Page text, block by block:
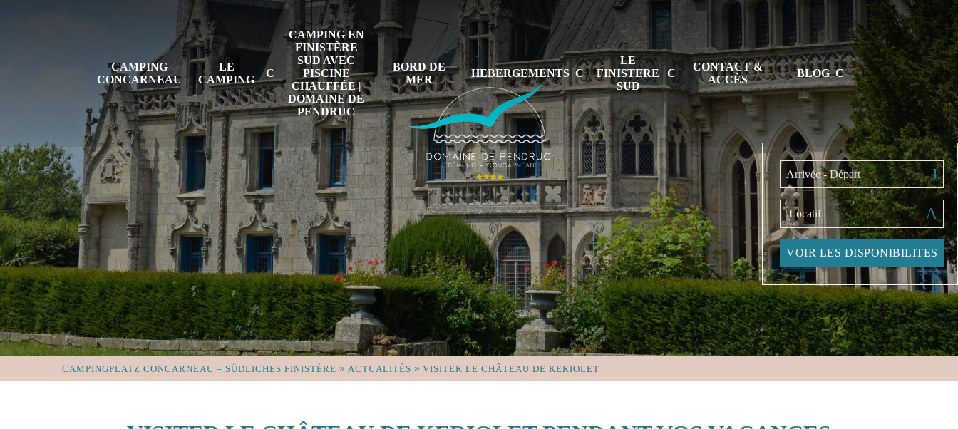
CAMPING
CONCARNEAU
LE
CAMPING
CAMPING EN
FINISTÈRE
SUD AVEC
PISCINE
CHAUFFÉE |
DOMAINE DE
PENDRUC
BORD DE
MER
HEBERGEMENTS
LE
FINISTERE
SUD
CONTACT &
ACCÈS
BLOG
Arrivée - Départ
CAMPINGPLATZ CONCARNEAU – SÜDLICHES FINISTÈRE » ACTUALITÉS » VISITER LE CHÂTEAU DE KERIOLET